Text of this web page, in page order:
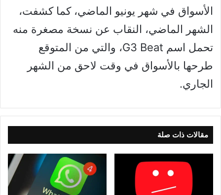
الأسواق في شهر يونيو الماضي، كما كشفت،
الشهر الماضي، النقاب عن نسخة مصغرة منه
تحمل اسم G3 Beat، والتي من المتوقع
طرحها بالأسواق في وقت لاحق من الشهر
الجاري.
مقالات ذات صلة